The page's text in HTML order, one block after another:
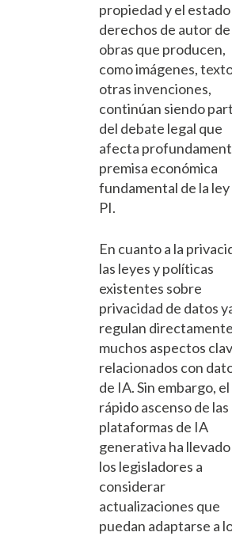
propiedad y el
derechos de autor de
obras que producen,
como imágenes,
otras invenciones,
continúan siendo
del debate legal que
afecta
premisa económica
fundamental de la ley
PI.
En cuanto a la
las leyes y políticas
existentes sobre
privacidad de datos
regulan directamente
muchos aspectos
relacionados con
de IA. Sin embargo, el
rápido ascenso de las
plataformas de IA
generativa ha llevado
los legisladores a
considerar
actualizaciones que
puedan adaptarse a